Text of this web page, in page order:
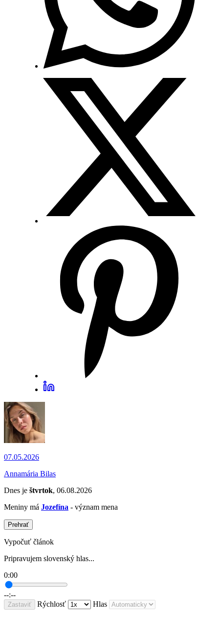
07.05.2026
Annamária Bilas
Dnes je štvrtok, 06.08.2026
Meniny má Jozefína - význam mena
Prehrať
Vypočuť článok
Pripravujem slovenský hlas...
0:00
--:--
Zastaviť Rýchlosť Hlas